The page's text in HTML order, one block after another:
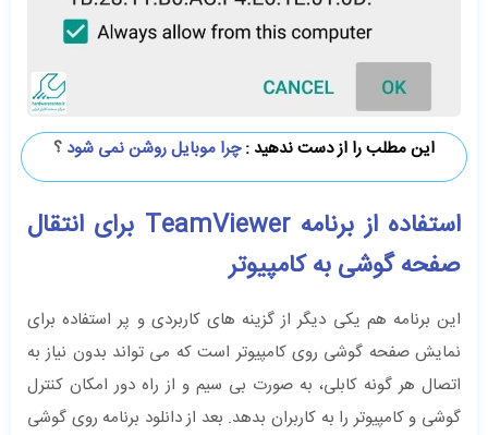
این مطلب را از دست ندهید : چرا موبایل روشن نمی شود ؟
استفاده از برنامه TeamViewer برای انتقال
صفحه گوشی به کامپیوتر
این برنامه هم یکی دیگر از گزینه های کاربردی و پر استفاده برای
نمایش صفحه گوشی روی کامپیوتر است که می تواند بدون نیاز به
اتصال هر گونه کابلی، به صورت بی سیم و از راه دور امکان کنترل
گوشی و کامپیوتر را به کاربران بدهد. بعد از دانلود برنامه روی گوشی